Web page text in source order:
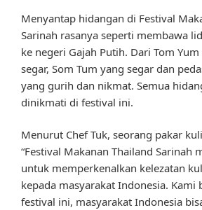
Menyantap hidangan di Festival
Sarinah rasanya seperti membawa
ke negeri Gajah Putih. Dari Tom
segar, Som Tum yang segar dan
yang gurih dan nikmat. Semua
dinikmati di festival ini.
Menurut Chef Tuk, seorang pakar
“Festival Makanan Thailand Sarinah
untuk memperkenalkan kelezatan
kepada masyarakat Indonesia. Kami
festival ini, masyarakat Indonesia